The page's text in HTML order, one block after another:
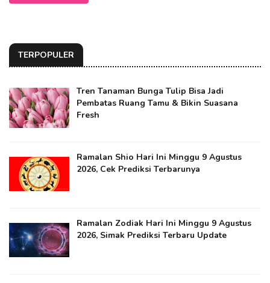
TERPOPULER
Tren Tanaman Bunga Tulip Bisa Jadi
Pembatas Ruang Tamu & Bikin Suasana
Fresh
Ramalan Shio Hari Ini Minggu 9 Agustus
2026, Cek Prediksi Terbarunya
Ramalan Zodiak Hari Ini Minggu 9 Agustus
2026, Simak Prediksi Terbaru Update